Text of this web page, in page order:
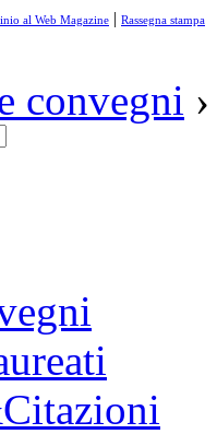
al Web Magazine | Rassegna stampa
convegni ›